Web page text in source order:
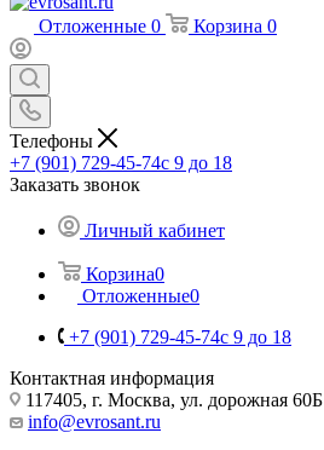
Отложенные 0 Корзина 0
Телефоны
+7 (901) 729-45-74c 9 до 18
Заказать звонок
Личный кабинет
Корзина0
Отложенные0
+7 (901) 729-45-74c 9 до 18
Контактная информация
117405, г. Москва, ул. дорожная 60Б
info@evrosant.ru